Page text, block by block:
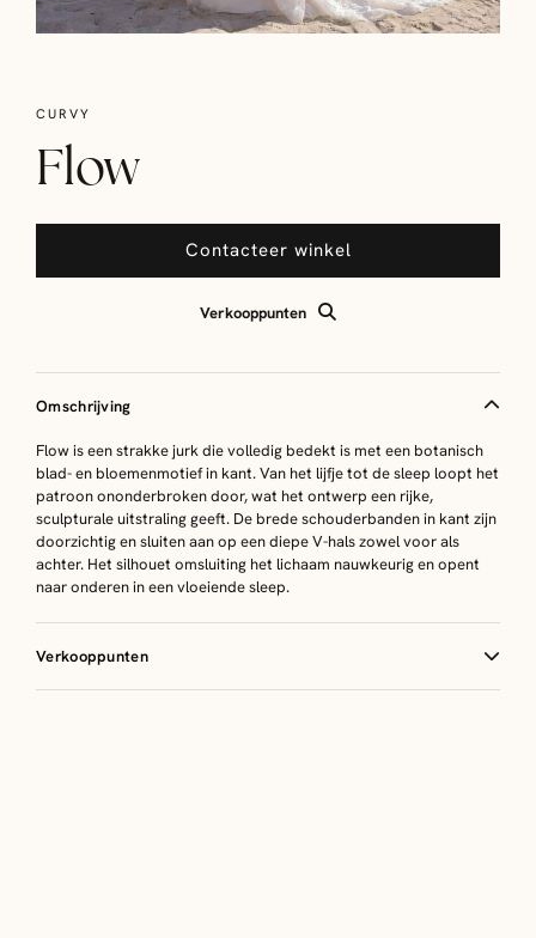
CURVY
Flow
Contacteer winkel
Verkooppunten
Omschrijving
Flow is een strakke jurk die volledig bedekt is met een botanisch
blad- en bloemenmotief in kant. Van het lijfje tot de sleep loopt het
patroon ononderbroken door, wat het ontwerp een rijke,
sculpturale uitstraling geeft. De brede schouderbanden in kant zijn
doorzichtig en sluiten aan op een diepe V-hals zowel voor als
achter. Het silhouet omsluiting het lichaam nauwkeurig en opent
naar onderen in een vloeiende sleep.
Verkooppunten